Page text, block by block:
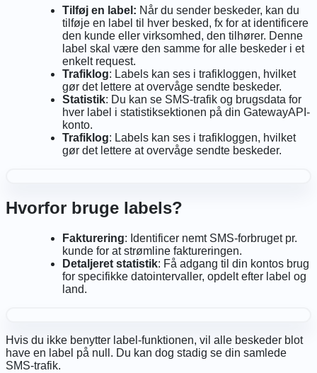
Tilføj en label: Når du sender beskeder, kan du
tilføje en label til hver besked, fx for at identificere
den kunde eller virksomhed, den tilhører. Denne
label skal være den samme for alle beskeder i et
enkelt request.
Trafiklog: Labels kan ses i trafikloggen, hvilket
gør det lettere at overvåge sendte beskeder.
Statistik: Du kan se SMS-trafik og brugsdata for
hver label i statistiksektionen på din GatewayAPI-
konto.
Trafiklog: Labels kan ses i trafikloggen, hvilket
gør det lettere at overvåge sendte beskeder.
Hvorfor bruge labels?
Fakturering: Identificer nemt SMS-forbruget pr.
kunde for at strømline faktureringen.
Detaljeret statistik: Få adgang til din kontos brug
for specifikke datointervaller, opdelt efter label og
land.
Hvis du ikke benytter label-funktionen, vil alle beskeder blot
have en label på null. Du kan dog stadig se din samlede
SMS-trafik.